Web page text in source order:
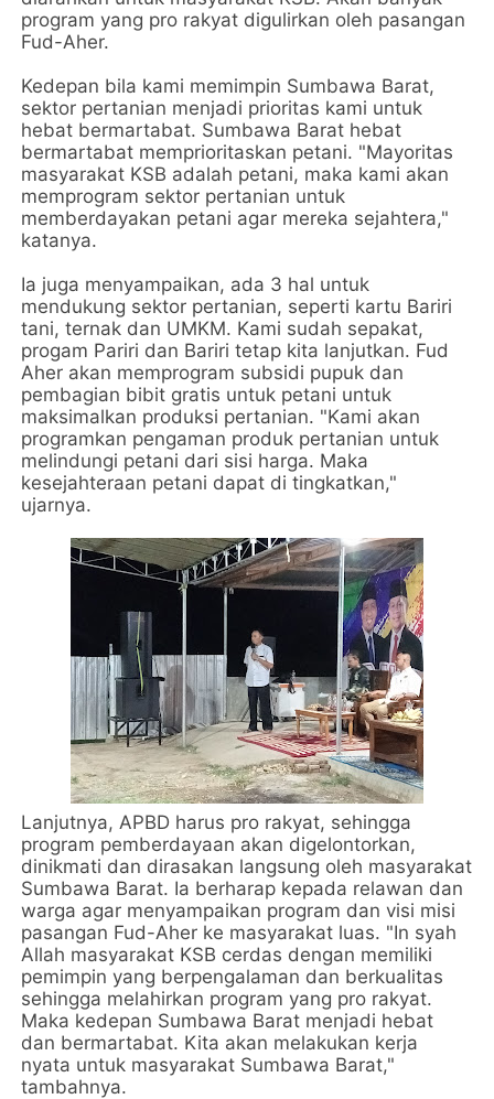
program yang pro rakyat digulirkan oleh pasangan
Fud-Aher.
Kedepan bila kami memimpin Sumbawa Barat,
sektor pertanian menjadi prioritas kami untuk
hebat bermartabat. Sumbawa Barat hebat
bermartabat memprioritaskan petani. "Mayoritas
masyarakat KSB adalah petani, maka kami akan
memprogram sektor pertanian untuk
memberdayakan petani agar mereka sejahtera,"
katanya.
Ia juga menyampaikan, ada 3 hal untuk
mendukung sektor pertanian, seperti kartu Bariri
tani, ternak dan UMKM. Kami sudah sepakat,
progam Pariri dan Bariri tetap kita lanjutkan. Fud
Aher akan memprogram subsidi pupuk dan
pembagian bibit gratis untuk petani untuk
maksimalkan produksi pertanian. "Kami akan
programkan pengaman produk pertanian untuk
melindungi petani dari sisi harga. Maka
kesejahteraan petani dapat di tingkatkan,"
ujarnya.
Lanjutnya, APBD harus pro rakyat, sehingga
program pemberdayaan akan digelontorkan,
dinikmati dan dirasakan langsung oleh masyarakat
Sumbawa Barat. Ia berharap kepada relawan dan
warga agar menyampaikan program dan visi misi
pasangan Fud-Aher ke masyarakat luas. "In syah
Allah masyarakat KSB cerdas dengan memiliki
pemimpin yang berpengalaman dan berkualitas
sehingga melahirkan program yang pro rakyat.
Maka kedepan Sumbawa Barat menjadi hebat
dan bermartabat. Kita akan melakukan kerja
nyata untuk masyarakat Sumbawa Barat,"
tambahnya.